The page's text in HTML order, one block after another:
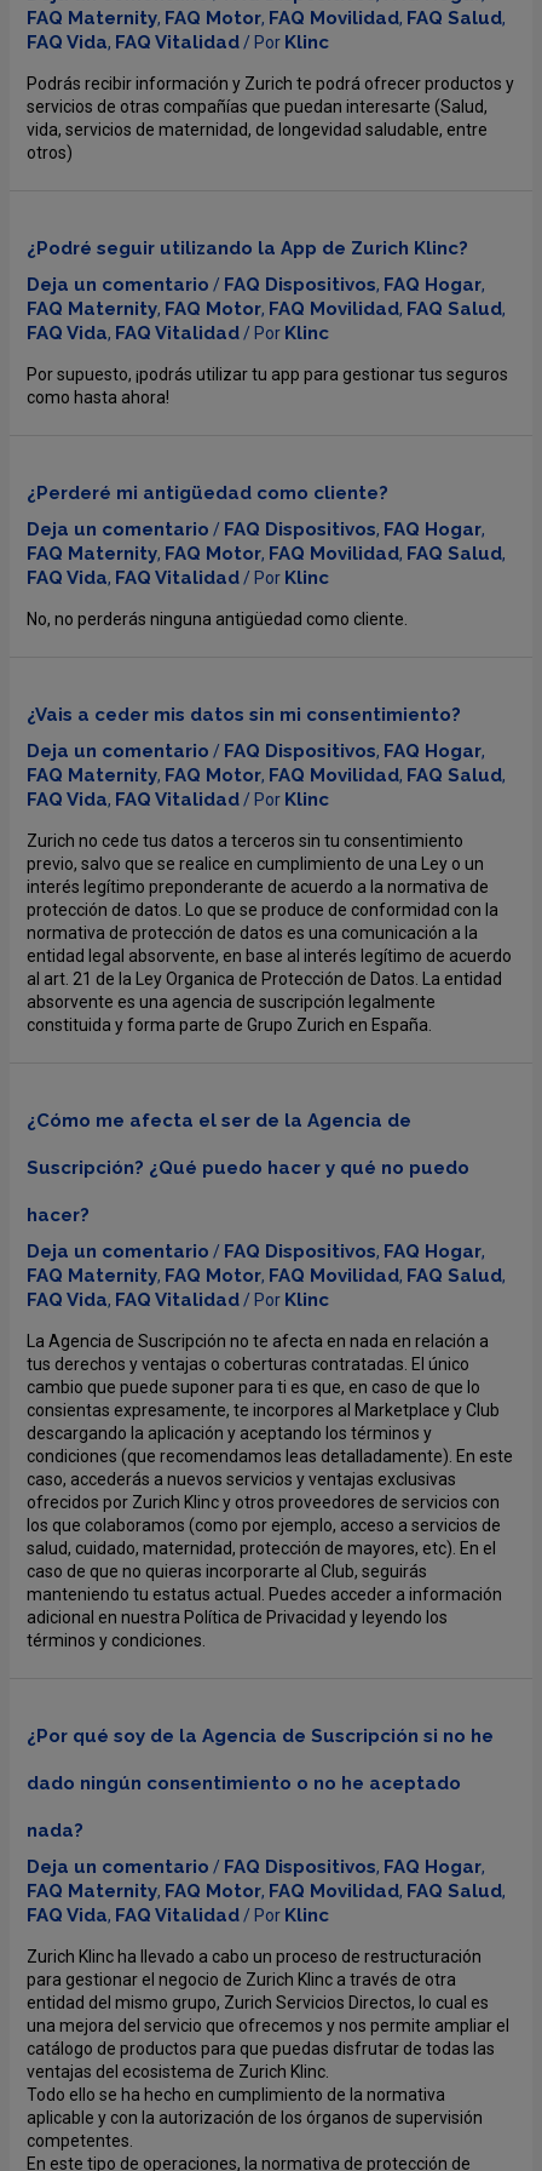
FAQ Maternity, FAQ Motor, FAQ Movilidad, FAQ Salud,
FAQ Vida, FAQ Vitalidad/ Por Klinc
Podrás recibir información y Zurich te podrá ofrecer productos y
servicios de otras compañías que puedan interesarte (Salud,
vida, servicios de maternidad, de longevidad saludable, entre
otros)
¿Podré seguir utilizando la App de Zurich Klinc?
Deja un comentario / FAQ Dispositivos, FAQ Hogar,
FAQ Maternity, FAQ Motor, FAQ Movilidad, FAQ Salud,
FAQ Vida, FAQ Vitalidad/ Por Klinc
Por supuesto, ¡podrás utilizar tu app para gestionar tus seguros
como hasta ahora!
¿Perderé mi antigüedad como cliente?
Deja un comentario / FAQ Dispositivos, FAQ Hogar,
FAQ Maternity, FAQ Motor, FAQ Movilidad, FAQ Salud,
FAQ Vida, FAQ Vitalidad/ Por Klinc
No, no perderás ninguna antigüedad como cliente.
¿Vais a ceder mis datos sin mi consentimiento?
Deja un comentario / FAQ Dispositivos, FAQ Hogar,
FAQ Maternity, FAQ Motor, FAQ Movilidad, FAQ Salud,
FAQ Vida, FAQ Vitalidad/ Por Klinc
Zurich no cede tus datos a terceros sin tu consentimiento
previo, salvo que se realice en cumplimiento de una Ley o un
interés legítimo preponderante de acuerdo a la normativa de
protección de datos. Lo que se produce de conformidad con la
normativa de protección de datos es una comunicación a la
entidad legal absorvente, en base al interés legítimo de acuerdo
al art. 21 de la Ley Organica de Protección de Datos. La entidad
absorvente es una agencia de suscripción legalmente
constituida y forma parte de Grupo Zurich en España.
¿Cómo me afecta el ser de la Agencia de
Suscripción? ¿Qué puedo hacer y qué no puedo
hacer?
Deja un comentario / FAQ Dispositivos, FAQ Hogar,
FAQ Maternity, FAQ Motor, FAQ Movilidad, FAQ Salud,
FAQ Vida, FAQ Vitalidad/ Por Klinc
La Agencia de Suscripción no te afecta en nada en relación a
tus derechos y ventajas o coberturas contratadas. El único
cambio que puede suponer para ti es que, en caso de que lo
consientas expresamente, te incorpores al Marketplace y Club
descargando la aplicación y aceptando los términos y
condiciones (que recomendamos leas detalladamente). En este
caso, accederás a nuevos servicios y ventajas exclusivas
ofrecidos por Zurich Klinc y otros proveedores de servicios con
los que colaboramos (como por ejemplo, acceso a servicios de
salud, cuidado, maternidad, protección de mayores, etc). En el
caso de que no quieras incorporarte al Club, seguirás
manteniendo tu estatus actual. Puedes acceder a información
adicional en nuestra Política de Privacidad y leyendo los
términos y condiciones.
¿Por qué soy de la Agencia de Suscripción si no he
dado ningún consentimiento o no he aceptado
nada?
Deja un comentario / FAQ Dispositivos, FAQ Hogar,
FAQ Maternity, FAQ Motor, FAQ Movilidad, FAQ Salud,
FAQ Vida, FAQ Vitalidad/ Por Klinc
Zurich Klinc ha llevado a cabo un proceso de restructuración
para gestionar el negocio de Zurich Klinc a través de otra
entidad del mismo grupo, Zurich Servicios Directos, lo cual es
una mejora del servicio que ofrecemos y nos permite ampliar el
catálogo de productos para que puedas disfrutar de todas las
ventajas del ecosistema de Zurich Klinc.
Todo ello se ha hecho en cumplimiento de la normativa
aplicable y con la autorización de los órganos de supervisión
competentes.
En este tipo de operaciones, la normativa de protección de